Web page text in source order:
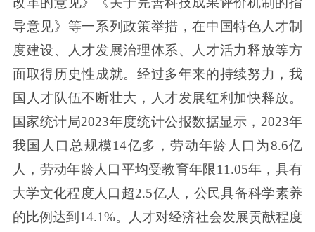
导意见》等一系列政策举措，在中国特色人才制
度建设、人才发展治理体系、人才活力释放等方
面取得历史性成就。经过多年来的持续努力，我
国人才队伍不断壮大，人才发展红利加快释放。
国家统计局2023年度统计公报数据显示，2023年
我国人口总规模14亿多，劳动年龄人口为8.6亿
人，劳动年龄人口平均受教育年限11.05年，具有
大学文化程度人口超2.5亿人，公民具备科学素养
的比例达到14.1%。人才对经济社会发展贡献程度